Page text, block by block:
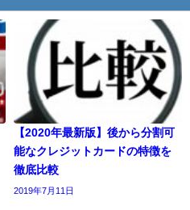
【2020年最新版】後から分割可
能なクレジットカードの特徴を
徹底比較
2019年7月11日